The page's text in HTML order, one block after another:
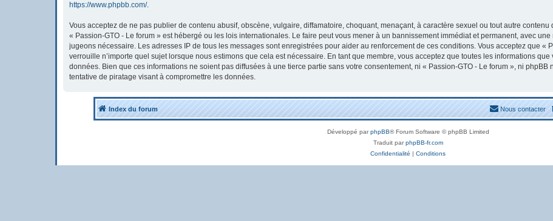
https://www.phpbb.com/.
Vous acceptez de ne pas publier de contenu abusif, obscène, vulgaire, diffamatoire, choquant, menaçant, à caractère sexuel ou tout autre
« Passion-GTO - Le forum » est hébergé ou les lois internationales. Le faire peut vous mener à un bannissement immédiat et permanent, avec
jugeons nécessaire. Les adresses IP de tous les messages sont enregistrées pour aider au renforcement de ces conditions. Vous acceptez que «
verrouille n’importe quel sujet lorsque nous estimons que cela est nécessaire. En tant que membre, vous acceptez que toutes les informations
données. Bien que ces informations ne soient pas diffusées à une tierce partie sans votre consentement, ni « Passion-GTO - Le forum », ni
tentative de piratage visant à compromettre les données.
Index du forum Nous contacter
Développé parphpBB® Forum Software © phpBB Limited
Traduit parphpBB-fr.com
Confidentialité | Conditions